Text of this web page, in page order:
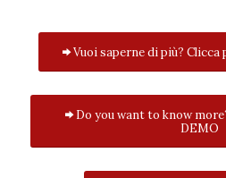
Vuoi saperne di più? Clicca
Do you want to know
DEMO